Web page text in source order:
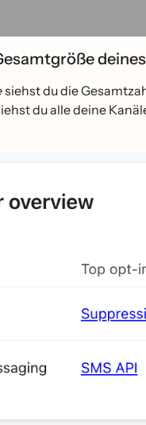
siehst du die
du alle deine